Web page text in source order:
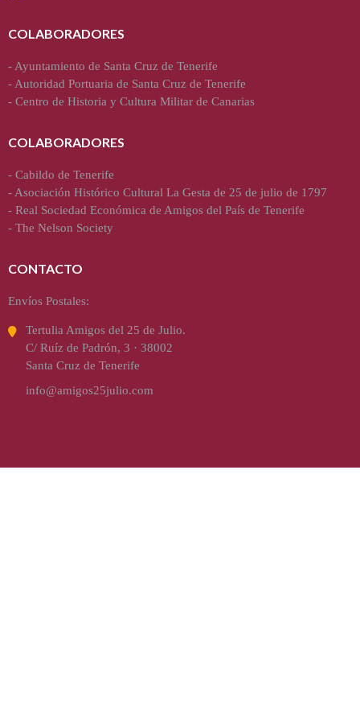
COLABORADORES
- Ayuntamiento de Santa Cruz de Tenerife
- Autoridad Portuaria de Santa Cruz de Tenerife
- Centro de Historia y Cultura Militar de Canarias
COLABORADORES
- Cabildo de Tenerife
- Asociación Histórico Cultural La Gesta de 25 de julio de 1797
- Real Sociedad Económica de Amigos del País de Tenerife
- The Nelson Society
CONTACTO
Envíos Postales:
Tertulia Amigos del 25 de Julio.
C/ Ruíz de Padrón, 3 · 38002
Santa Cruz de Tenerife
info@amigos25julio.com